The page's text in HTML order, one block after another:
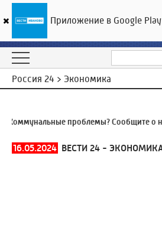
Россия 24 > Экономика
Коммунальные проблемы? Сообщите о
16.05.2024 ВЕСТИ 24 -
Приложение в Google Play